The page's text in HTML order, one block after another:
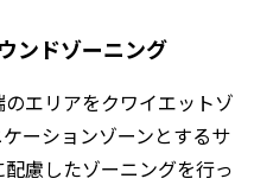
ンドゾーニング
エリアをクワイエットゾ
ーションゾーンとするサ
慮したゾーニングを行っ